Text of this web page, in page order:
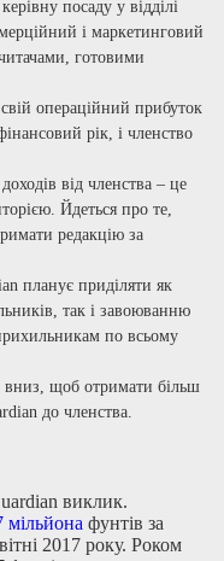
посаду у відділі
і маркетинговий
готовими
операційний прибуток
рік, і членство
від членства – це
Йдеться про те,
редакцію за
планує приділяти як
так і завоюванню
по всьому
вниз, щоб отримати більш
до членства.
виклик.
мільйона фунтів за
2017 року. Роком